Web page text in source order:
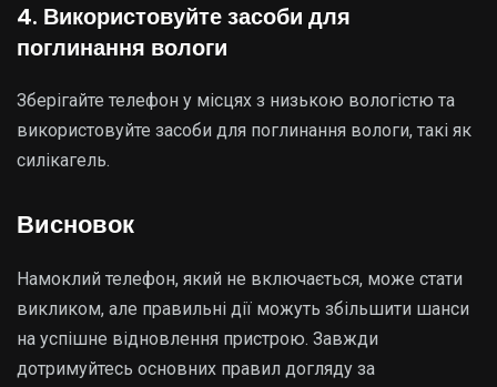
4. Використовуйте засоби для
поглинання вологи
Зберігайте телефон у місцях з низькою вологістю та
використовуйте засоби для поглинання вологи, такі як
силікагель.
Висновок
Намоклий телефон, який не включається, може стати
викликом, але правильні дії можуть збільшити шанси
на успішне відновлення пристрою. Завжди
дотримуйтесь основних правил догляду за